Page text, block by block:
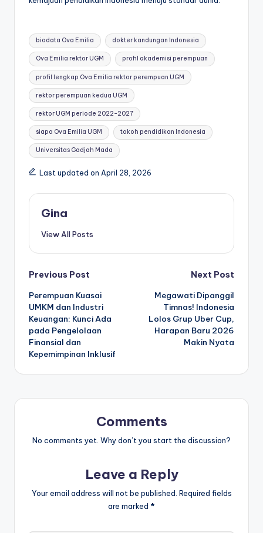
Tags:
biodata Ova Emilia dokter kandungan Indonesia
Ova Emilia rektor UGM profil akademisi perempuan
profil lengkap Ova Emilia rektor perempuan UGM
rektor perempuan kedua UGM
rektor UGM periode 2022-2027
siapa Ova Emilia UGM tokoh pendidikan Indonesia
Universitas Gadjah Mada
Last updated on April 28, 2026
Gina
View All Posts
Post
navigation
Previous Post
Perempuan Kuasai
UMKM dan Industri
Keuangan: Kunci Ada
pada Pengelolaan
Finansial dan
Kepemimpinan Inklusif
Next Post
Megawati Dipanggil
Timnas! Indonesia
Lolos Grup Uber Cup,
Harapan Baru 2026
Makin Nyata
Comments
No comments yet. Why don’t you start the discussion?
Leave a Reply
Your email address will not be published. Required fields
are marked *